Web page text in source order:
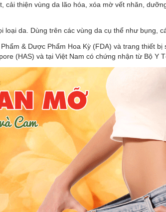
thiện vùng da lão hóa, xóa mờ vết nhăn,
da. Dùng trên các vùng da cụ thể như bụng,
& Dược Phẩm Hoa Kỳ (FDA) và trang thiết
(HAS) và tại Việt Nam có chứng nhận từ Bộ Y